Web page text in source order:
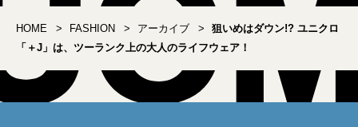
HOME FASHION アーカイブ
狙いめはダウン!? ユニクロ
「＋J」は、ツーランク上の大人のライフウェア！